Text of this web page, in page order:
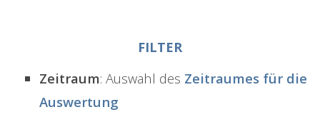
FILTER
Zeitraum: Auswahl des Zeitraumes für die
Auswertung